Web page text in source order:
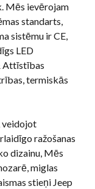
Mēs ievērojam
standarts,
sistēmu ir CE,
LED
Attīstības
termiskās
veidojot
ražošanas
dizainu, Mēs
miglas
stieņi Jeep